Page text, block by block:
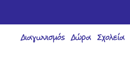
Διαγωνισμός Δώρα Σχολεία